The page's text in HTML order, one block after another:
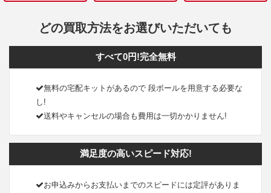
どの買取方法をお選びいただいても
すべて0円!完全無料
無料の宅配キットがあるので 段ボールを用意する必要な
し!
送料やキャンセルの場合も費用は一切かかりません!
満足度の高いスピード対応!
お申込みからお支払いまでのスピードには定評がありま